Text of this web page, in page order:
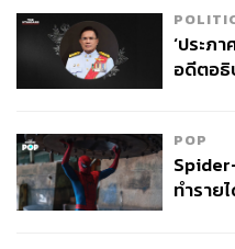
‘ประภ
อดีตอธิ
POP
ทำราย